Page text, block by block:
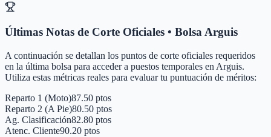
Últimas Notas de Corte Oficiales • BolsaArguis
A continuación se detallan los puntos de corte oficiales requeridos
en la última bolsa para acceder a puestos temporales en Arguis.
Utiliza estas métricas reales para evaluar tu puntuación de méritos:
Reparto 1 (Moto)87.50 ptos
Reparto 2 (A Pie)80.50 ptos
Ag. Clasificación82.80 ptos
Atenc. Cliente90.20 ptos